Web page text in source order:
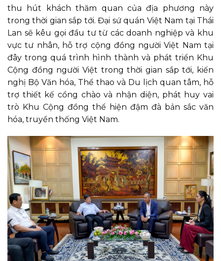
thu hút khách thăm quan của địa phương này
trong thời gian sắp tới. Đại sứ quán Việt Nam tại Thái
Lan sẽ kêu gọi đầu tư từ các doanh nghiệp và khu
vực tư nhân, hỗ trợ cộng đồng người Việt Nam tại
đây trong quá trình hình thành và phát triển Khu
Cộng đồng người Việt trong thời gian sắp tới, kiến
nghị Bộ Văn hóa, Thể thao và Du lịch quan tâm, hỗ
trợ thiết kế cổng chào và nhận diện, phát huy vai
trò Khu Cộng đồng thể hiện đậm đà bản sắc văn
hóa, truyền thống Việt Nam.